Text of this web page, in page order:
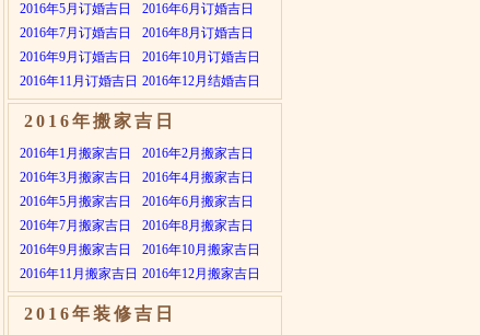
2016年5月订婚吉日
2016年6月订婚吉日
2016年7月订婚吉日
2016年8月订婚吉日
2016年9月订婚吉日
2016年10月订婚吉日
2016年11月订婚吉日 2016年12月结婚吉日
2016年搬家吉日
2016年1月搬家吉日
2016年2月搬家吉日
2016年3月搬家吉日
2016年4月搬家吉日
2016年5月搬家吉日
2016年6月搬家吉日
2016年7月搬家吉日
2016年8月搬家吉日
2016年9月搬家吉日
2016年10月搬家吉日
2016年11月搬家吉日 2016年12月搬家吉日
2016年装修吉日